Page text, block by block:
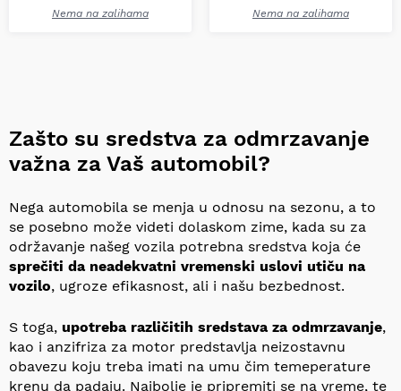
Nema na zalihama Nema na zalihama
Zašto su sredstva za odmrzavanje
važna za Vaš automobil?
Nega automobila se menja u odnosu na sezonu, a to
se posebno može videti dolaskom zime, kada su za
održavanje našeg vozila potrebna sredstva koja će
sprečiti da neadekvatni vremenski uslovi utiču na
vozilo, ugroze efikasnost, ali i našu bezbednost.
S toga, upotreba različitih sredstava za odmrzavanje,
kao i anzifriza za motor predstavlja neizostavnu
obavezu koju treba imati na umu čim temeperature
krenu da padaju. Najbolje je pripremiti se na vreme, te